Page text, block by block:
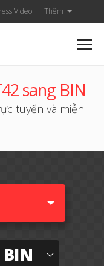
Video Thêm
sang BIN
tuyến và miễn
BIN